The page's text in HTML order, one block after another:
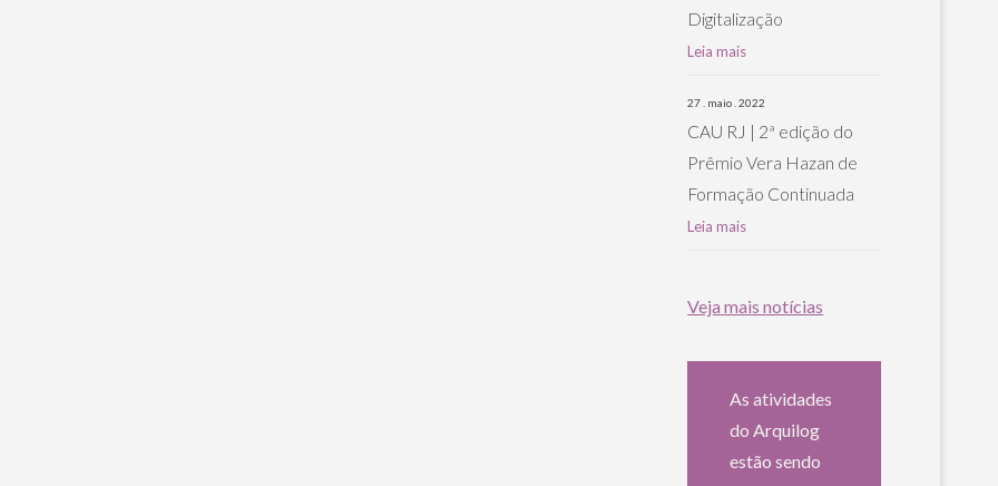
Digitalização
Leia mais
27 . maio . 2022
CAU RJ | 2ª edição do
Prêmio Vera Hazan de
Formação Continuada
Leia mais
Veja mais notícias
As atividades
do Arquilog
estão sendo